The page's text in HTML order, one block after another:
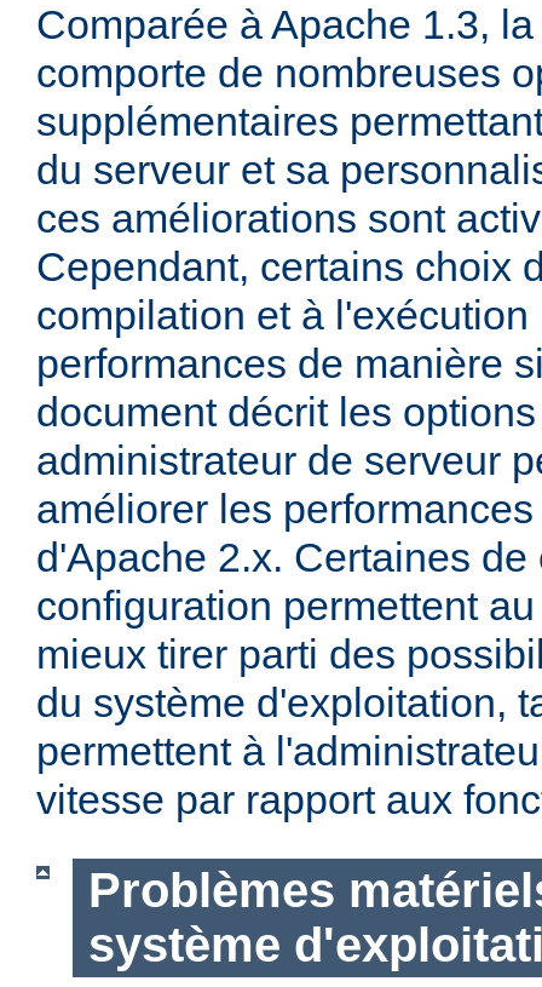
Comparée à Apache 1.3,
comporte de nombreuses
supplémentaires
du serveur et sa
ces améliorations sont
Cependant, certains choix
compilation et à
performances de manière
document décrit les
administrateur de serveur
améliorer les
d'Apache 2.x. Certaines
configuration permettent
mieux tirer parti des
du système d'exploitation,
permettent à
vitesse par rapport aux
Problèmes
système